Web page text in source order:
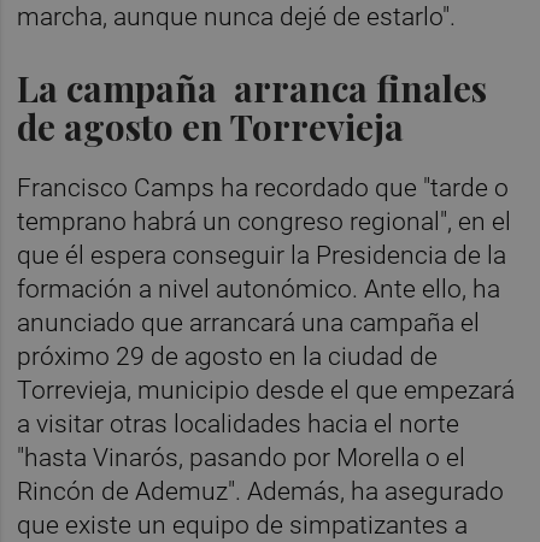
marcha, aunque nunca dejé de estarlo".
La campaña arranca finales
de agosto en Torrevieja
Francisco Camps ha recordado que "tarde o
temprano habrá un congreso regional", en el
que él espera conseguir la Presidencia de la
formación a nivel autonómico. Ante ello, ha
anunciado que arrancará una campaña el
próximo 29 de agosto en la ciudad de
Torrevieja, municipio desde el que empezará
a visitar otras localidades hacia el norte
"hasta Vinarós, pasando por Morella o el
Rincón de Ademuz". Además, ha asegurado
que existe un equipo de simpatizantes a